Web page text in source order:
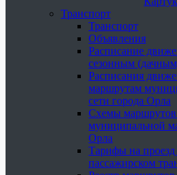
Транспорт
Транспорт
Объявления
Расписание
сезонным
Расписания
маршрутам
сети города Орла
Схемы маршрутов
муниципальной
Орла
Тарифы на проезд
пассажирском